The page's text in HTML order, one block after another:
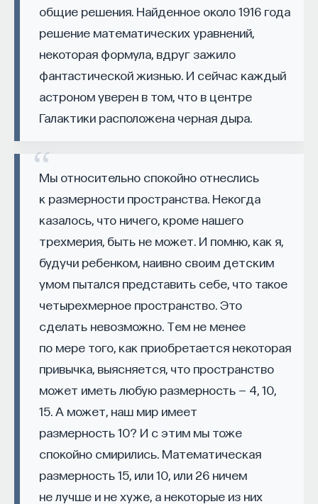
общие решения. Найденное около 1916 года
решение математических уравнений,
некоторая формула, вдруг зажило
фантастической жизнью. И сейчас каждый
астроном уверен в том, что в центре
Галактики расположена черная дыра.
Мы относительно спокойно отнеслись
к размерности пространства. Некогда
казалось, что ничего, кроме нашего
трехмерия, быть не может. И помню, как я,
будучи ребенком, наивно своим детским
умом пытался представить себе, что такое
четырехмерное пространство. Это
сделать невозможно. Тем не менее
по мере того, как приобретается некоторая
привычка, выясняется, что пространство
может иметь любую размерность — 4, 10,
15. А может, наш мир имеет
размерность 10? И с этим мы тоже
спокойно смирились. Математическая
размерность 15, или 10, или 26 ничем
не лучше и не хуже, а некоторые из них
— Понимать причины нейро- и психопатологий
и эмоций с активностью нейромедиаторов
мозга
Автор курса:Вячеслав Дубынин— доктор
физиологии человека и животных биологического
факультета МГУ им. М.В. Ломоносова
3/10/2025
НАПИСАТЬ НАМ
НАД МАТЕРИАЛОМ РАБОТАЛИ
Вячеслав Дубынин
доктор биологических наук, профессор
биологического факультета МГУ
физиологии мозга
БИОЛОГИЯ
1297 публикаций
сознание, которое существует, у которого есть
некоторые причинно-следственные связи,
происходящие в человеческом сознании,
и начнем понемногу заменять его части
на машинные, но с сохранением причинно-
следственных связей, с сохранением механизма
работы этого сознания? Теоретически такое
сознание должно в результате воспроизвестись
в вычислительной системе», — рассказывает
специалист в области искусственного интеллекта
Таланов.
О связи сознания и понимания, машинном
обучении и суперкомпьютерах IBM
У животных есть «со-знание»
во многом связана с определением самого
сознания. Например, существует понимание
сознания как «со-знания» — совокупность
совместных знаний об окружающем мире, в том
числе о социальном окружении субъекта (
cognition). К настоящему времени показано, что
у животных могут формироваться и храниться
в памяти знания о социальном окружении